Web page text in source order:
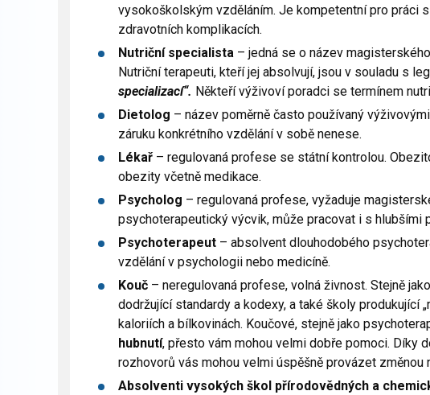
vysokoškolským vzděláním. Je kompetentní pro práci
zdravotních komplikacích.
Nutriční specialista – jedná se o název
Nutriční terapeuti, kteří jej absolvují, jsou v souladu s
specializací“. Někteří výživoví poradci se termínem
Dietolog – název poměrně často používaný
záruku konkrétního vzdělání v sobě nenese.
Lékař – regulovaná profese se státní kontrolou.
obezity včetně medikace.
Psycholog – regulovaná profese, vyžaduje
psychoterapeutický výcvik, může pracovat i s hlubšími
Psychoterapeut – absolvent dlouhodobého
vzdělání v psychologii nebo medicíně.
Kouč – neregulovaná profese, volná živnost. Stejně
dodržující standardy a kodexy, a také školy produkující
kaloriích a bílkovinách. Koučové, stejně jako
hubnutí, přesto vám mohou velmi dobře pomoci. Díky
rozhovorů vás mohou velmi úspěšně provázet změnou
Absolventi vysokých škol přírodovědných a